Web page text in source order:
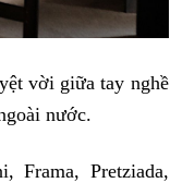
vời giữa tay nghề
nước.
Frama, Pretziada,